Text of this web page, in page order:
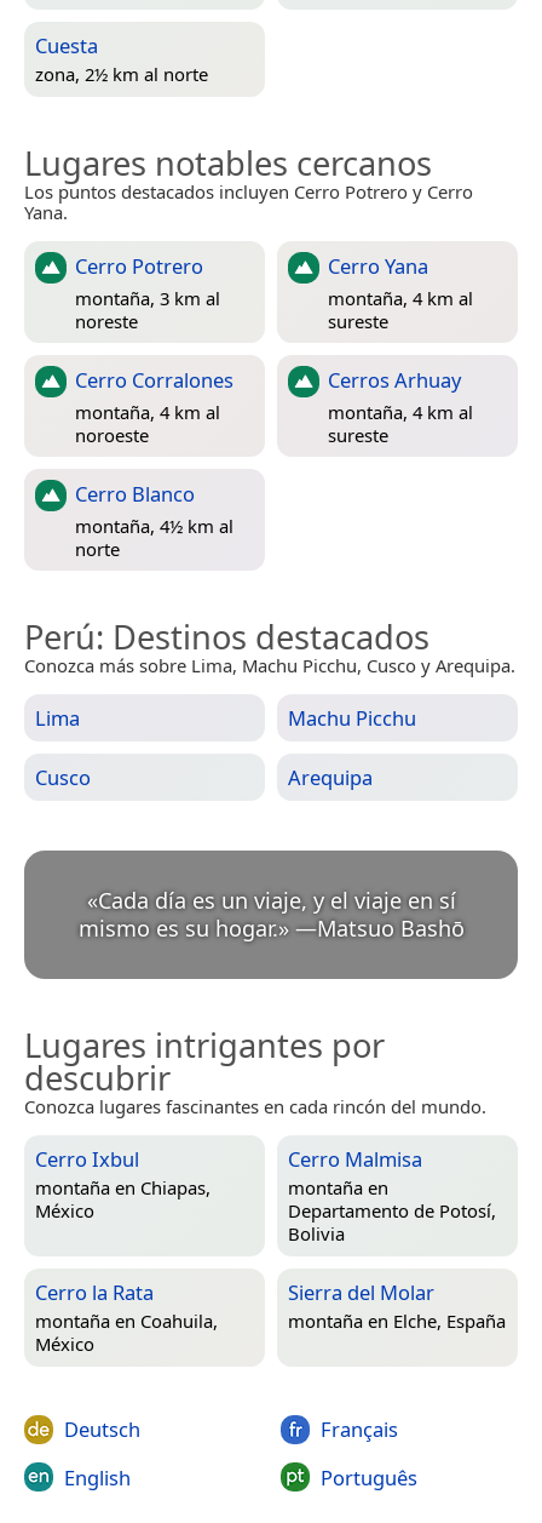
Cuesta
zona, 2½ km al norte
Lugares notables cercanos
Los puntos destacados incluyen Cerro Potrero y Cerro
Yana.
Cerro Potrero
montaña, 3 km al
noreste
Cerro Yana
montaña, 4 km al
sureste
Cerro Corralones
montaña, 4 km al
noroeste
Cerros Arhuay
montaña, 4 km al
sureste
Cerro Blanco
montaña, 4½ km al
norte
Perú: Destinos destacados
Conozca más sobre Lima, Machu Picchu, Cusco y Arequipa.
Lima Machu Picchu
Cusco Arequipa
«Cada día es un viaje, y el viaje en sí
mismo es su hogar.» —Matsuo Bashō
Lugares intrigantes por
descubrir
Conozca lugares fascinantes en cada rincón del mundo.
Cerro Ixbul
montaña en Chiapas,
México
Cerro Malmisa
montaña en
Departamento de Potosí,
Bolivia
Cerro la Rata
montaña en Coahuila,
México
Sierra del Molar
montaña en Elche, España
Deutsch
English
Français
Português